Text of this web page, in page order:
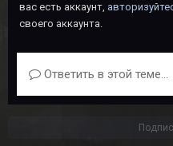
вас есть аккаунт,
своего аккаунта.
Ответить в этой теме...